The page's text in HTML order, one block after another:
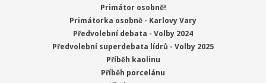
Primátor osobně!
Primátorka osobně - Karlovy Vary
Předvolební debata - Volby 2024
Předvolební superdebata lídrů - Volby 2025
Příběh kaolinu
Příběh porcelánu